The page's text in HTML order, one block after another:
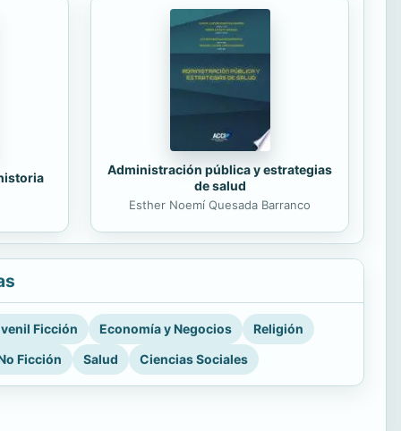
Administración pública y estrategias
de salud
Esther Noemí Quesada Barranco
Ficción Economía y Negocios
Religión
Ficción
Salud Ciencias Sociales